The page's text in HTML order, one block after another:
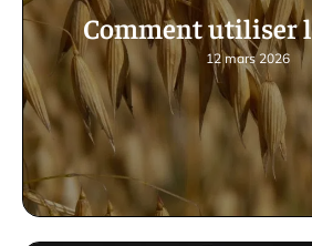
Comment utiliser
12 mars 2026